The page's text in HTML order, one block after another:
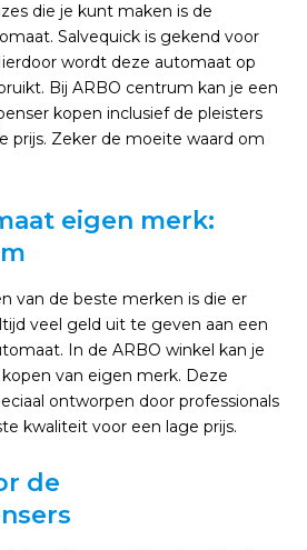
die je kunt maken is de
Salvequick is gekend voor
wordt deze automaat op
Bij ARBO centrum kan je een
kopen inclusief de pleisters
prijs. Zeker de moeite waard om
eigen merk:
van de beste merken is die er
veel geld uit te geven aan een
In de ARBO winkel kan je
van eigen merk. Deze
ontworpen door professionals
kwaliteit voor een lage prijs.
de